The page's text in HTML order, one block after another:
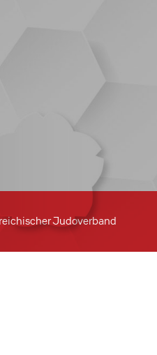
Judoverband